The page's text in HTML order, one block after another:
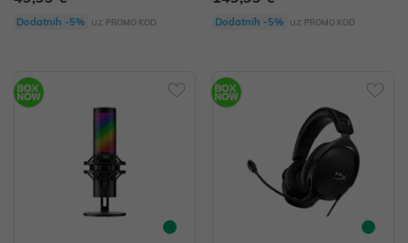
Dodatnih -5% uz PROMO KOD Dodatnih -5% uz PROMO KOD